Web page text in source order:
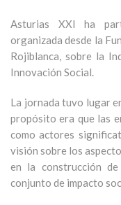
Asturias XXI ha
organizada desde la
Rojiblanca, sobre la
Innovación Social.
La jornada tuvo lugar
propósito era que las
como actores
visión sobre los
en la construcción
conjunto de impacto